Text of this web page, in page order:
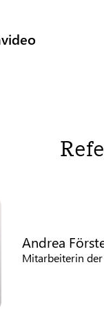
Andrea
Mitarbeiterin der